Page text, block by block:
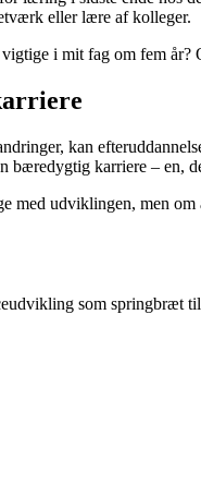
eller lære af kolleger.
i mit fag om fem
kan
bæredygtig karriere – en,
udviklingen, men
som springbræt